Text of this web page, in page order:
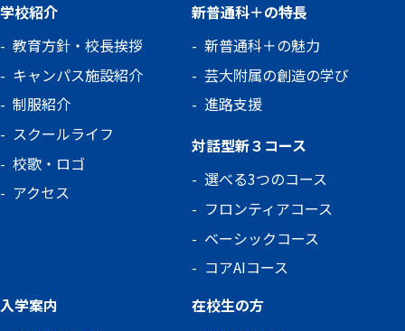
学校紹介
教育方針・校長挨拶
キャンパス施設紹介
制服紹介
スクールライフ
校歌・ロゴ
アクセス
新普通科＋の特長
新普通科＋の魅力
芸大附属の創造の学び
進路支援
対話型新３コース
選べる3つのコース
フロンティアコース
ベーシックコース
コアAIコース
入学案内
在校生の方